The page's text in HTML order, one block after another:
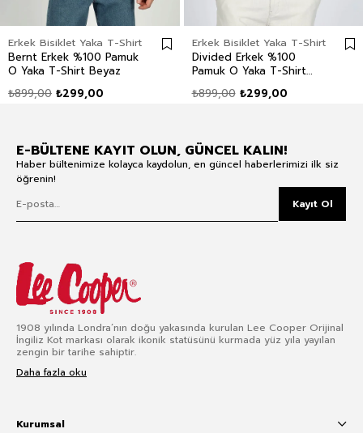
Erkek Bisiklet Yaka T-Shirt
Bernt Erkek %100 Pamuk
O Yaka T-Shirt Beyaz
₺299,00
₺899,00
Erkek Bisiklet Yaka T-Shirt
Divided Erkek %100
Pamuk O Yaka T-Shirt
₺299,00
₺899,00
E-BÜLTENE KAYIT OLUN, GÜNCEL KALIN!
Haber bültenimize kolayca kaydolun, en güncel haberlerimizi ilk siz
öğrenin!
Kayıt Ol
1908 yılında Londra’nın doğu yakasında kurulan Lee Cooper Orijinal
İngiliz Kot markası olarak ikonik statüsünü kurmada yüz yıla yayılan
zengin bir tarihe sahiptir.
Daha fazla oku
Kurumsal